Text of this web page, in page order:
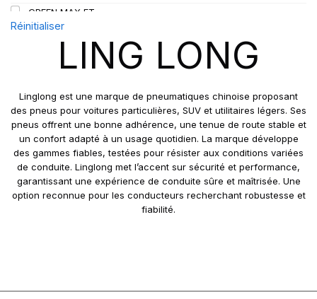
112
112/110
115
115/113
GREEN MAX ET
GREEN MAX HP 010
GREEN MAX HP010
GREEN MAX VAN
GRIP MASTER
KCA651
LB01
LB01N**
LL25
Réinitialiser
LING LONG
Linglong est une marque de pneumatiques chinoise proposant
des pneus pour voitures particulières, SUV et utilitaires légers. Ses
pneus offrent une bonne adhérence, une tenue de route stable et
un confort adapté à un usage quotidien. La marque développe
des gammes fiables, testées pour résister aux conditions variées
de conduite. Linglong met l’accent sur sécurité et performance,
garantissant une expérience de conduite sûre et maîtrisée. Une
option reconnue pour les conducteurs recherchant robustesse et
fiabilité.